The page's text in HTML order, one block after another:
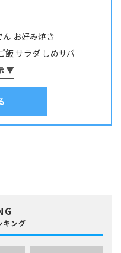
サケ･アキアジ
ワラ・サゴシシイラ
イ
ミゴチ・メゴチ
ん お好み焼き
飯 サラダ しめサバ
コ焼き
リネみりん干し
け
汁物漬け料理
▼
キング